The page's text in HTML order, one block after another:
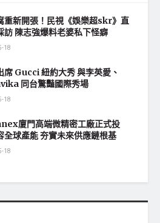
重新開張！民視《娛樂超skr》直
訪 陳志強爆料老婆私下怪癖
18
席 Gucci 紐約大秀 與李英愛、
同台驚豔國際秀場
18
廈門高端微精密工廠正式投
全球產能 夯實未來供應鏈根基
18